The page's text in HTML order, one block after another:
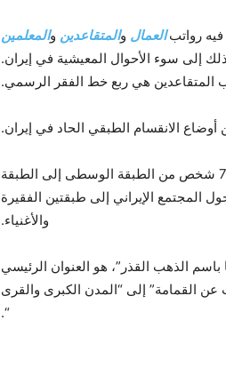
العمال والمتقاعدين والمعلمين
إلى سوء الأحوال المعيشية في إيران.
المتقاعدين هي ربع خط الفقر الرسمي.
كتبت، نقلاً عن خبراء حكوميين، أنه في إيران، ينحدر 600000 إلى 700000 شخص من الطبقة الوسطى إلى الطبقة
المجتمع الإيراني إلى طبقتين الفقيرة
والأغنياء.
باسم الذهب القذر”، هو العنوان الرئيسي
القمامة” إلى “المدن الكبرى والقرى
“.